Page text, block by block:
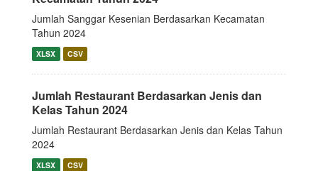
Jumlah Sanggar Kesenian Berdasarkan Kecamatan
Tahun 2024
XLSX CSV
Jumlah Restaurant Berdasarkan Jenis dan
Kelas Tahun 2024
Jumlah Restaurant Berdasarkan Jenis dan Kelas Tahun
2024
XLSX CSV